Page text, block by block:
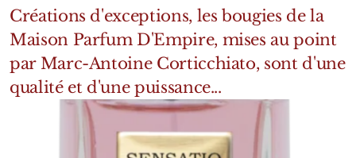
Créations d'exceptions, les bougies de la
Maison Parfum D'Empire, mises au point
par Marc-Antoine Corticchiato, sont d'une
qualité et d'une puissance...